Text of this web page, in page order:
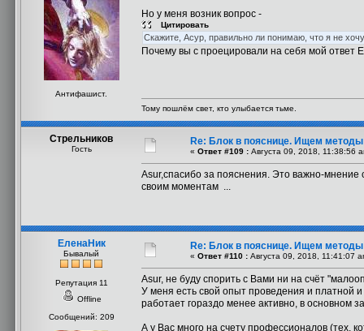
Антифашист.
Но у меня возник вопрос -
Цитировать
Скажите, Асур, правильно ли понимаю, что я не
Почему вы с проецировали на себя мой ответ
Тому пошлём свет, кто улыбается тьме.
Стрельников
Гость
Re: Блок в пояснице. Ищем методы
« Ответ #109 : Августа 09, 2018, 11:38:56
Asur,спасибо за пояснения. Это важно-
своим моментам ...
ЕленаНик
Бывалый
Репутация 11
Offline
Сообщений: 209
Re: Блок в пояснице. Ищем методы
« Ответ #110 : Августа 09, 2018, 11:41:07
Asur, не буду спорить с Вами ни на счёт
У меня есть свой опыт проведения и платной
работает гораздо менее активно, в основном
А у Вас много на счету профессионалов (тех,